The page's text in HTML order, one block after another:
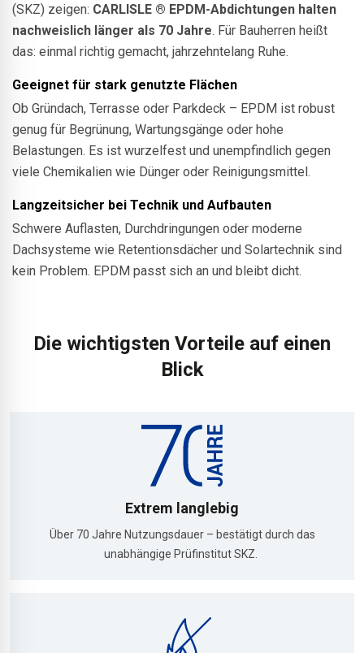
(SKZ) zeigen: CARLISLE ® EPDM-Abdichtungen halten
nachweislich länger als 70 Jahre. Für Bauherren heißt
das: einmal richtig gemacht, jahrzehntelang Ruhe.
Geeignet für stark genutzte Flächen
Ob Gründach, Terrasse oder Parkdeck – EPDM ist robust
genug für Begrünung, Wartungsgänge oder hohe
Belastungen. Es ist wurzelfest und unempfindlich gegen
viele Chemikalien wie Dünger oder Reinigungsmittel.
Langzeitsicher bei Technik und Aufbauten
Schwere Auflasten, Durchdringungen oder moderne
Dachsysteme wie Retentionsdächer und Solartechnik sind
kein Problem. EPDM passt sich an und bleibt dicht.
Die wichtigsten Vorteile auf einen
Blick
Extrem langlebig
Über 70 Jahre Nutzungsdauer – bestätigt durch das
unabhängige Prüfinstitut SKZ.